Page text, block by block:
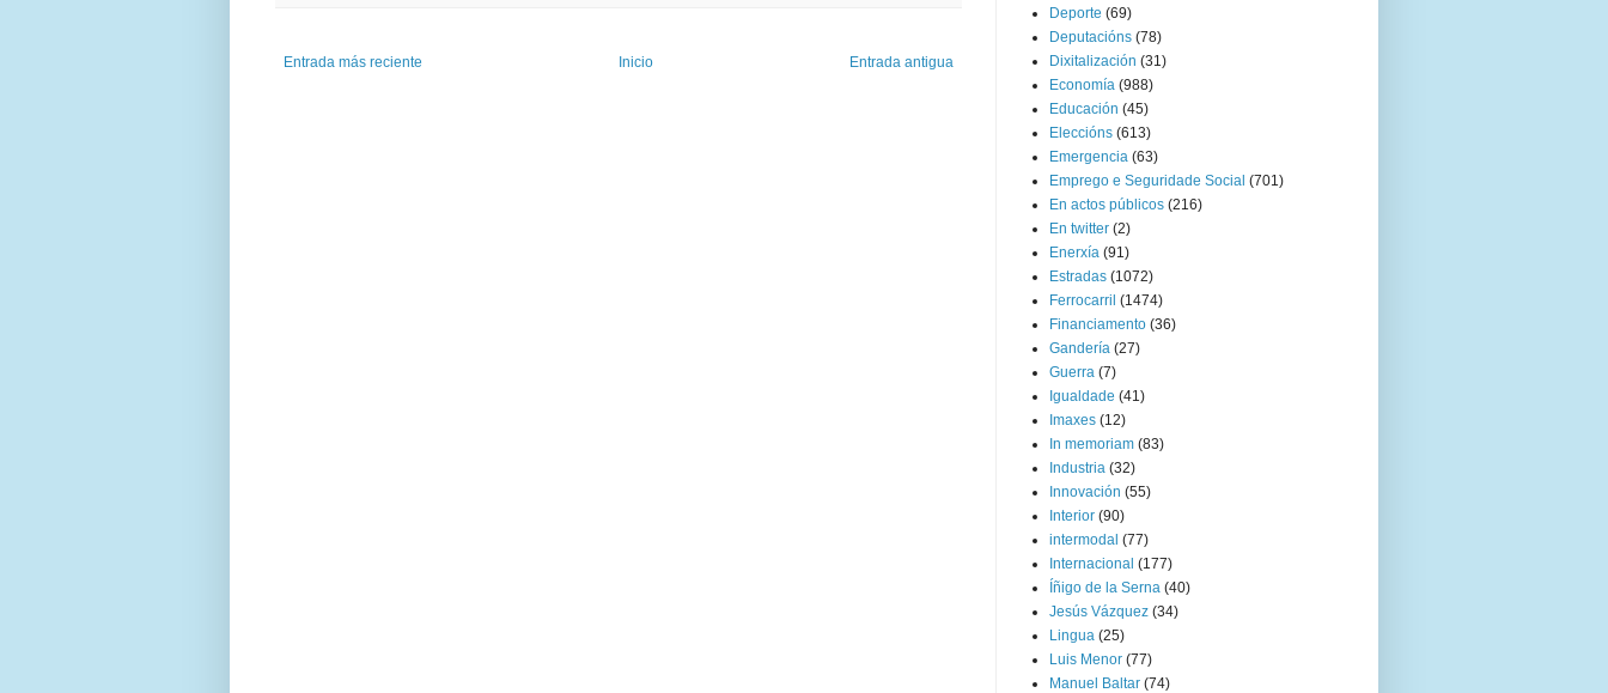
Entrada más reciente Entrada antigua
Inicio
Deporte (69)
Deputacións (78)
Dixitalización (31)
Economía (988)
Educación (45)
Eleccións (613)
Emergencia (63)
Emprego e Seguridade Social (701)
En actos públicos (216)
En twitter (2)
Enerxía (91)
Estradas (1072)
Ferrocarril (1474)
Financiamento (36)
Gandería (27)
Guerra (7)
Igualdade (41)
Imaxes (12)
In memoriam (83)
Industria (32)
Innovación (55)
Interior (90)
intermodal (77)
Internacional (177)
Íñigo de la Serna (40)
Jesús Vázquez (34)
Lingua (25)
Luis Menor (77)
Manuel Baltar (74)